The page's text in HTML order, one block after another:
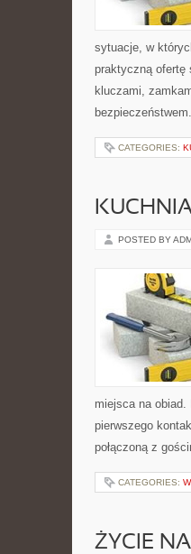
sytuacje, w
praktyczną ofertę
kluczami,
CATEGORIES:
POSTED BY
miejsca na obiad.
pierwszego
połączoną z
CATEGORIES:
ŻYCIE NA